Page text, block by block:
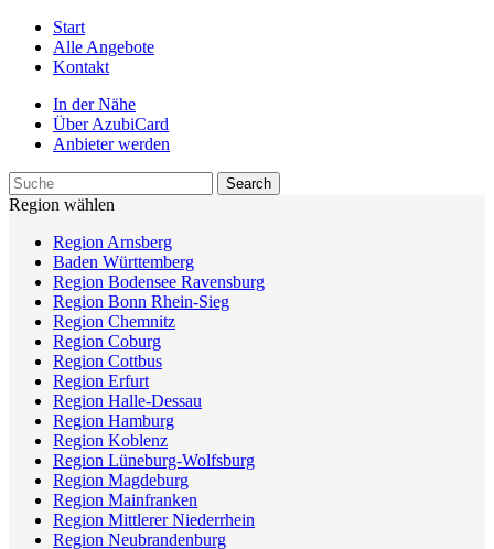
Start
Alle Angebote
Kontakt
In der Nähe
Über AzubiCard
Anbieter werden
Region wählen
Region Arnsberg
Baden Württemberg
Region Bodensee Ravensburg
Region Bonn Rhein-Sieg
Region Chemnitz
Region Coburg
Region Cottbus
Region Erfurt
Region Halle-Dessau
Region Hamburg
Region Koblenz
Region Lüneburg-Wolfsburg
Region Magdeburg
Region Mainfranken
Region Mittlerer Niederrhein
Region Neubrandenburg